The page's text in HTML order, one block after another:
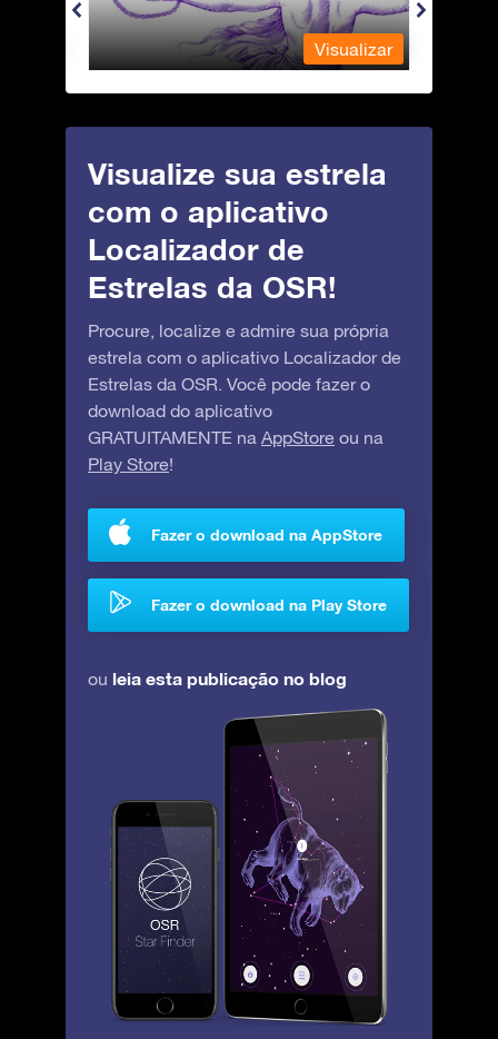
Visualizar
Visualize sua estrela
com o aplicativo
Localizador de
Estrelas da OSR!
Procure, localize e admire sua própria
estrela com o aplicativo Localizador de
Estrelas da OSR. Você pode fazer o
download do aplicativo
GRATUITAMENTE na AppStore ou na
Play Store!
Fazer o download na AppStore
Fazer o download na Play Store
ou leia esta publicação no blog